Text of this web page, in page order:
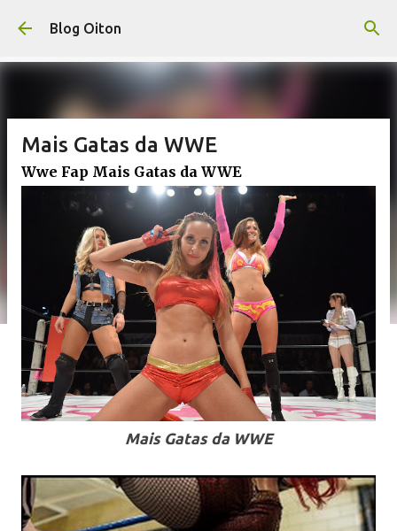
Pular para o conteúdo principal
Blog Oiton
Mais Gatas da WWE
Wwe Fap Mais Gatas da WWE
Mais Gatas da WWE